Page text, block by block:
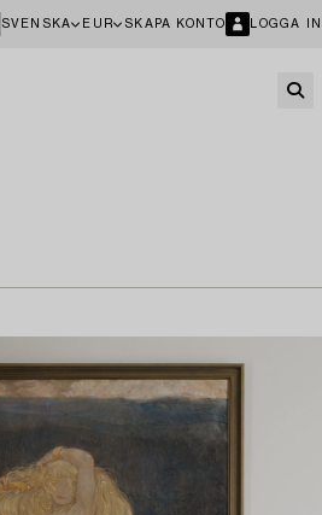
SVENSKA EUR SKAPA KONTO LOGGA IN